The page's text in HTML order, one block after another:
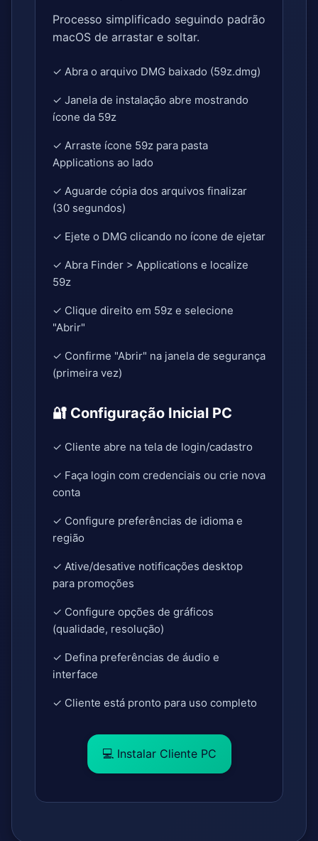
Processo simplificado seguindo padrão
macOS de arrastar e soltar.
✓ Abra o arquivo DMG baixado (59z.dmg)
✓ Janela de instalação abre mostrando
ícone da 59z
✓ Arraste ícone 59z para pasta
Applications ao lado
✓ Aguarde cópia dos arquivos finalizar
(30 segundos)
✓ Ejete o DMG clicando no ícone de ejetar
✓ Abra Finder > Applications e localize
59z
✓ Clique direito em 59z e selecione
"Abrir"
✓ Confirme "Abrir" na janela de segurança
(primeira vez)
🔐 Configuração Inicial PC
✓ Cliente abre na tela de login/cadastro
✓ Faça login com credenciais ou crie nova
conta
✓ Configure preferências de idioma e
região
✓ Ative/desative notificações desktop
para promoções
✓ Configure opções de gráficos
(qualidade, resolução)
✓ Defina preferências de áudio e
interface
✓ Cliente está pronto para uso completo
💻 Instalar Cliente PC